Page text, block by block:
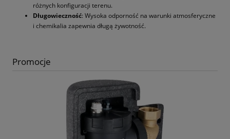
różnych konfiguracji terenu.
Długowieczność: Wysoka odporność na warunki atmosferyczne
i chemikalia zapewnia długą żywotność.
Promocje